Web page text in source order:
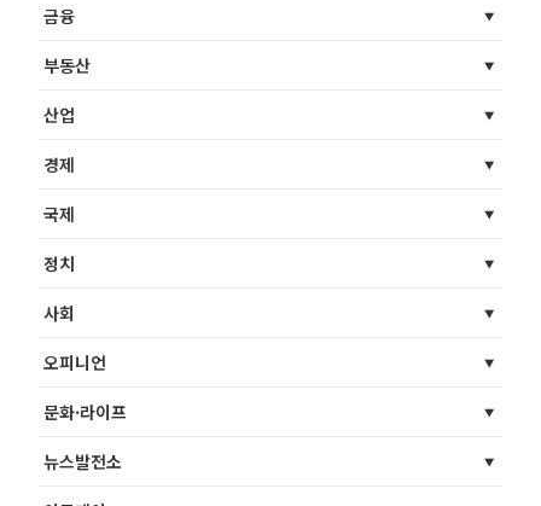
금융
부동산
산업
경제
국제
정치
사회
오피니언
문화·라이프
뉴스발전소